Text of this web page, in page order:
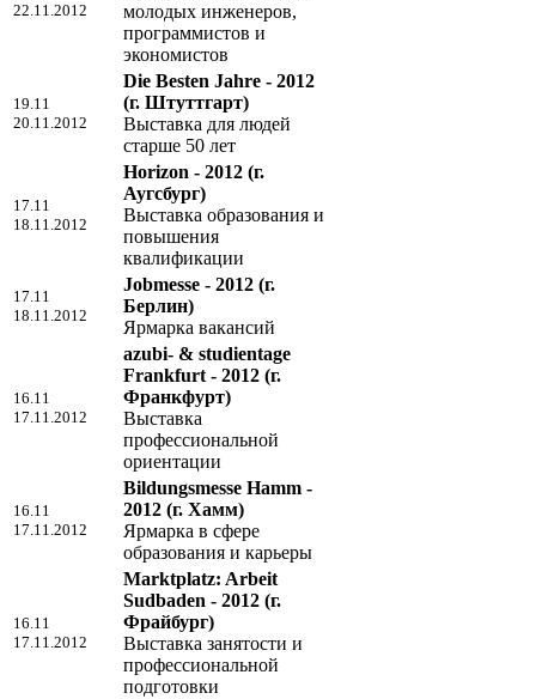
22.11.2012
молодых инженеров,
программистов и
экономистов
19.11
20.11.2012
Die Besten Jahre - 2012
(г. Штуттгарт)
Выставка для людей
старше 50 лет
17.11
18.11.2012
Horizon - 2012 (г.
Аугсбург)
Выставка образования и
повышения
квалификации
17.11
18.11.2012
Jobmesse - 2012 (г.
Берлин)
Ярмарка вакансий
16.11
17.11.2012
azubi- & studientage
Frankfurt - 2012 (г.
Франкфурт)
Выставка
профессиональной
ориентации
16.11
17.11.2012
Bildungsmesse Hamm -
2012 (г. Хамм)
Ярмарка в сфере
образования и карьеры
16.11
17.11.2012
Marktplatz: Arbeit
Sudbaden - 2012 (г.
Фрайбург)
Выставка занятости и
профессиональной
подготовки